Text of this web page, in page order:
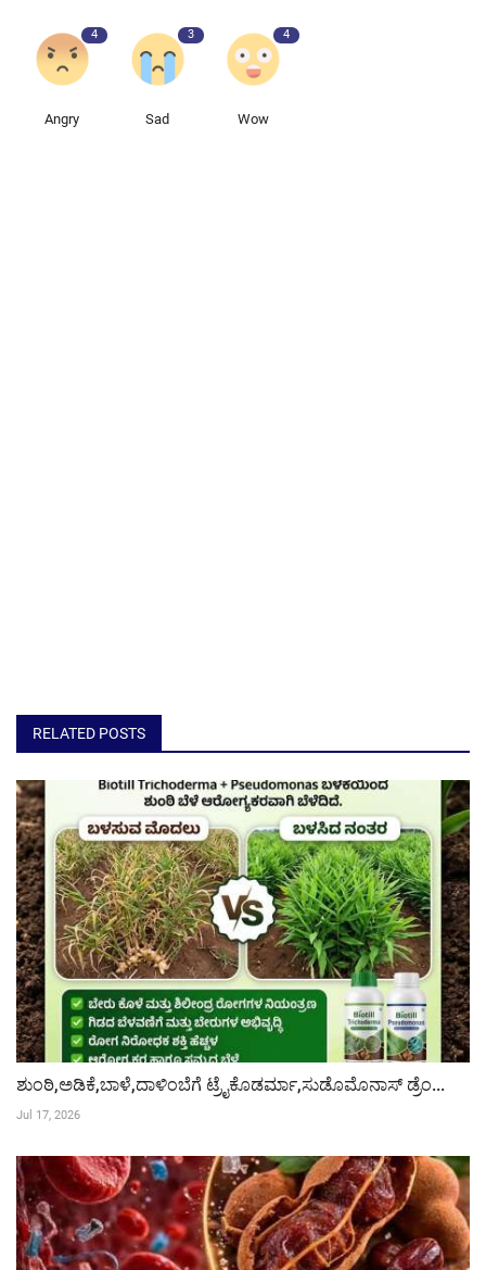
4
Angry
3
Sad
4
Wow
RELATED POSTS
ಶುಂಠಿ,ಅಡಿಕೆ,ಬಾಳೆ,ದಾಳಿಂಬೆಗೆ ಟ್ರೈಕೊಡರ್ಮಾ,ಸುಡೊಮೊನಾಸ್ ಡ್ರೆಂ...
Jul 17, 2026